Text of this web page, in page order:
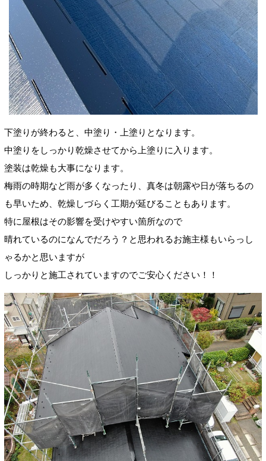
下塗りが終わると、中塗り・上塗りとなります。
中塗りをしっかり乾燥させてから上塗りに入ります。
塗装は乾燥も大事になります。
梅雨の時期など雨が多くなったり、 真冬は朝露や日が落ちるの
も早いため、 乾燥しづらく 工期が延びることもあります。
特に屋根はその影響を受けやすい箇所なので
晴れているのになんでだろう？と思われるお施主様もいらっし
ゃるかと思いますが
しっかりと施工されていますのでご安心ください！！